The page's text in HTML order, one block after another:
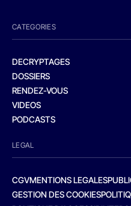
CATEGORIES
DECRYPTAGES
DOSSIERS
RENDEZ-VOUS
VIDEOS
PODCASTS
LEGAL
CGVMENTIONS LEGALES
GESTION DES COOKIES